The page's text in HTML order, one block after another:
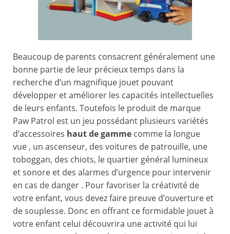
Beaucoup de parents consacrent généralement une
bonne partie de leur précieux temps dans la
recherche d’un magnifique jouet pouvant
développer et améliorer les capacités intellectuelles
de leurs enfants. Toutefois le produit de marque
Paw Patrol est un jeu possédant plusieurs variétés
d’accessoires haut de gamme comme la longue
vue , un ascenseur, des voitures de patrouille, une
toboggan, des chiots, le quartier général lumineux
et sonore et des alarmes d’urgence pour intervenir
en cas de danger . Pour favoriser la créativité de
votre enfant, vous devez faire preuve d’ouverture et
de souplesse. Donc en offrant ce formidable jouet à
votre enfant celui découvrira une activité qui lui